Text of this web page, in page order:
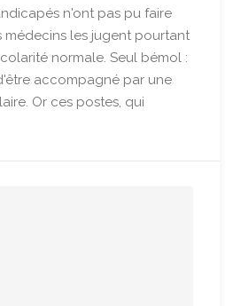
n'ont pas pu faire
médecins les jugent pourtant
normale. Seul bémol :
accompagné par une
Or ces postes, qui